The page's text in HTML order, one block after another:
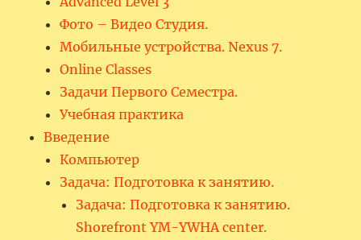
Фото – Видео Студия.
Мобильные устройства. Nexus 7.
Online Classes
Задачи Первого Семестра.
Учебная практика
Введение
Компьютер
Задача: Подготовка к занятию.
Задача: Подготовка к занятию.
Shorefront YM-YWHA center.